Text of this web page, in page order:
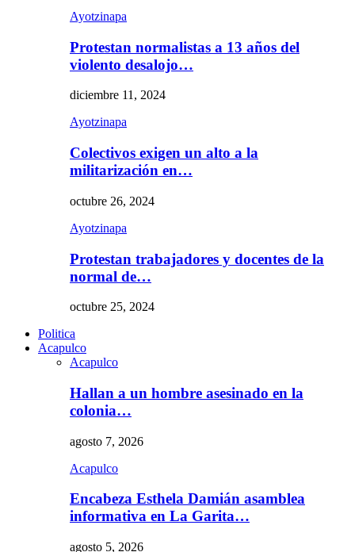
Ayotzinapa
Protestan normalistas a 13 años del
violento desalojo…
diciembre 11, 2024
Ayotzinapa
Colectivos exigen un alto a la
militarización en…
octubre 26, 2024
Ayotzinapa
Protestan trabajadores y docentes de la
normal de…
octubre 25, 2024
Politica
Acapulco
Acapulco
Hallan a un hombre asesinado en la
colonia…
agosto 7, 2026
Acapulco
Encabeza Esthela Damián asamblea
informativa en La Garita…
agosto 5, 2026